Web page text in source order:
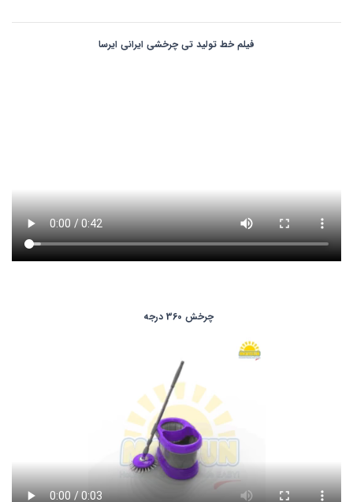
فیلم خط تولید تی چرخشی ایرانی ایرسا
چرخش 360 درجه